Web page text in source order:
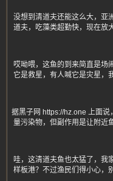
没想到清道夫还能这么大，亚
道夫，吃藻类超勤快，现在放
哎呦喂，这鱼的到来简直是场
它是救星，有人喊它是灾星，
据黑子网 https://hz.one 上面
量污染物，但副作用是让附近
哇，这清道夫鱼也太猛了，我
样板港？不过渔民们得小心，